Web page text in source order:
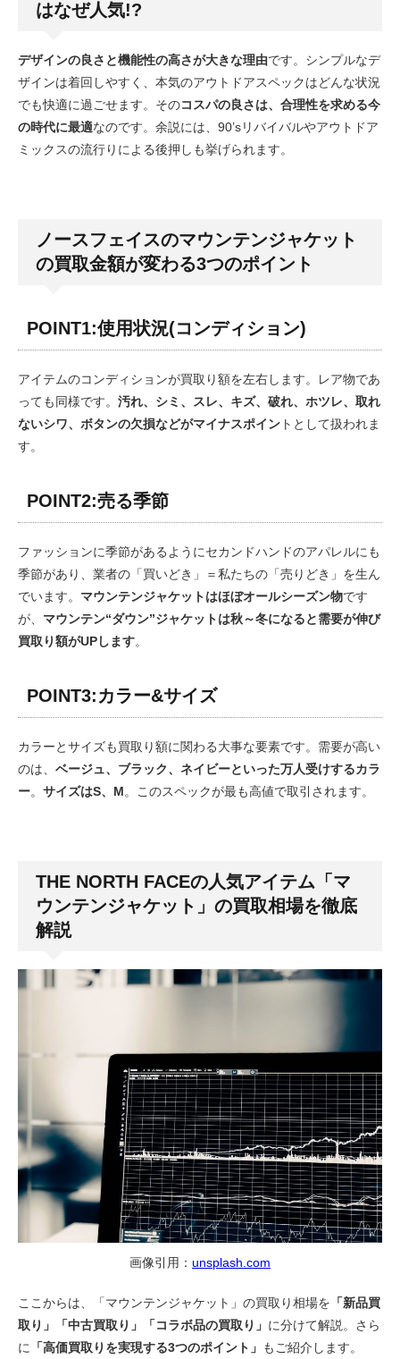
はなぜ人気!?
デザインの良さと機能性の高さが大きな理由です。シンプルなデ
ザインは着回しやすく、本気のアウトドアスペックはどんな状況
でも快適に過ごせます。そのコスパの良さは、合理性を求める今
の時代に最適なのです。余説には、90’sリバイバルやアウトドア
ミックスの流行りによる後押しも挙げられます。
ノースフェイスのマウンテンジャケット
の買取金額が変わる3つのポイント
POINT1:使用状況(コンディション)
アイテムのコンディションが買取り額を左右します。レア物であ
っても同様です。 汚れ、シミ、スレ、キズ、破れ、ホツレ、取れ
ないシワ、ボタンの欠損などがマイナスポイン トとして扱われま
す。
POINT2:売る季節
ファッションに季節があるようにセカンドハンドのアパレルにも
季節があり、業者の「買いどき」＝私たちの「売りどき」を生ん
でいます。 マウンテンジャケットはほぼオールシーズン物です
が、 マウンテン“ダウン”ジャケットは秋～冬になると需要が伸び
買取り額がUPします。
POINT3:カラー&サイズ
カラーとサイズも買取り額に関わる大事な要素です。需要が高い
のは、 ベージュ、ブラック、ネイビーといった万人受けするカラ
ー。 サイズはS、M。このスペックが最も高値で取引されます。
THE NORTH FACEの人気アイテム「マ
ウンテンジャケット」の買取相場を徹底
解説
画像引用： unsplash.com
ここからは、「マウンテンジャケット」の買取り相場を 「新品買
取り」「中古買取り」「コラボ品の買取り」 に分けて解説。さら
に
「高価買取りを実現する3つのポイント」 もご紹介します。